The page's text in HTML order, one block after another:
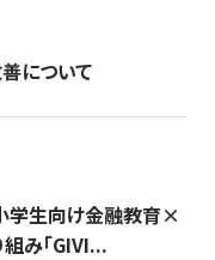
について
学生向け金融教育×
み「GIVI...